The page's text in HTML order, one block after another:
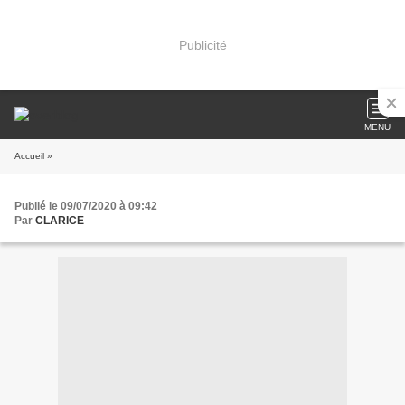
Publicité
MENU
Accueil »
Publié le 09/07/2020 à 09:42
Par CLARICE